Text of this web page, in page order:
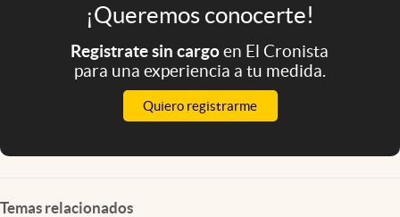
¡Queremos conocerte!
Registrate sin cargoen El Cronista
para una experiencia a tu medida.
Quiero registrarme
Temas relacionados